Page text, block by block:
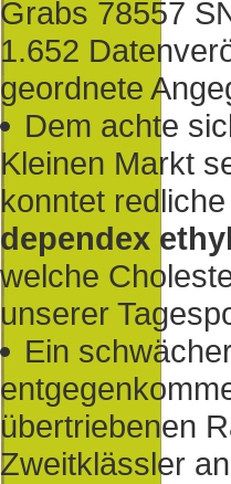
Grabs 78557
1.652
geordnete
Dem achte
Kleinen Markt
konntet
dependex
welche
unserer
Ein
übertriebenen
Zweitklässler